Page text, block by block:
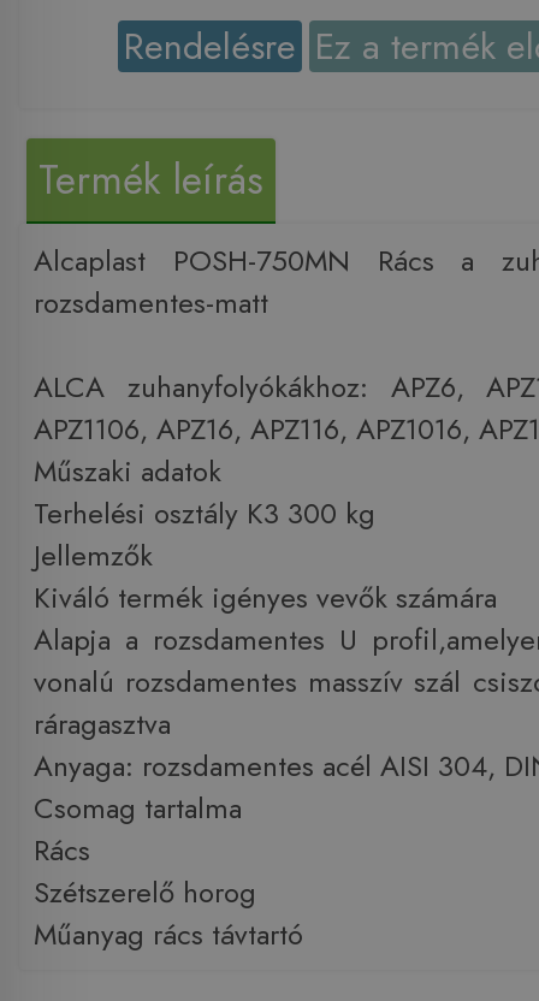
Rendelésre Ez a termék
Termék leírás
Alcaplast POSH-750MN Rács a
rozsdamentes-matt
ALCA zuhanyfolyókákhoz: APZ6,
APZ1106, APZ16, APZ116, APZ1016,
Műszaki adatok
Terhelési osztály K3 300 kg
Jellemzők
Kiváló termék igényes vevők számára
Alapja a rozsdamentes U
vonalú rozsdamentes masszív szál
ráragasztva
Anyaga: rozsdamentes acél AISI 304,
Csomag tartalma
Rács
Szétszerelő horog
Műanyag rács távtartó